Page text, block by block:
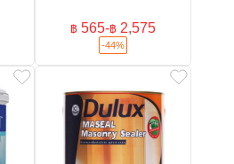
฿ 565-฿ 2,575
-44%